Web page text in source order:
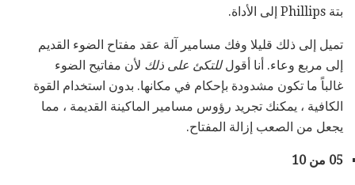
بتة Phillips إلى الأداة.
تميل إلى ذلك قليلا وفك مسامير آلة عقد مفتاح الضوء القديم
إلى مربع وعاء. أنا أقولللتكئ على ذلك لأن مفاتيح الضوء
غالباً ما تكون مشدودة بإحكام في مكانها. بدون استخدام القوة
الكافية ، يمكنك تجريد رؤوس مسامير الماكينة القديمة ، مما
يجعل من الصعب إزالة المفتاح.
05 من 10